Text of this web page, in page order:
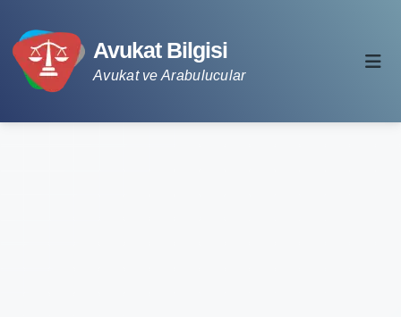
Avukat Bilgisi
Avukat ve Arabulucular